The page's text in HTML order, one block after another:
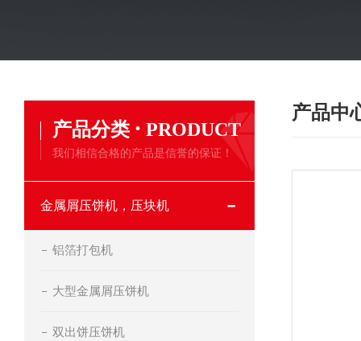
产品分类 · PRODUCT
我们相信合格的产品是信誉的保证！
金属屑压饼机，压块机
铝箔打包机
大型金属屑压饼机
双出饼压饼机
产品中